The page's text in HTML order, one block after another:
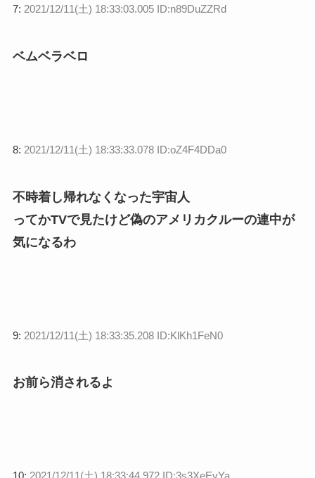
7: 2021/12/11(土) 18:33:03.005 ID:n89DuZZRd
ベムベラベロ
8: 2021/12/11(土) 18:33:33.078 ID:oZ4F4DDa0
不時着し帰れなくなった宇宙人
ってかTVで見たけど偽のアメリカクルーの連中が
気になるわ
9: 2021/12/11(土) 18:33:35.208 ID:KlKh1FeN0
お前ら消されるよ